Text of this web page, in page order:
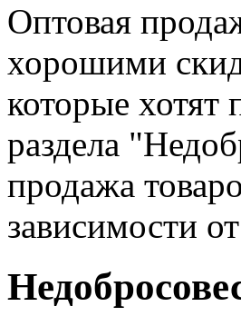
Оптовая
хорошими
которые
раздела
продажа
зависимости